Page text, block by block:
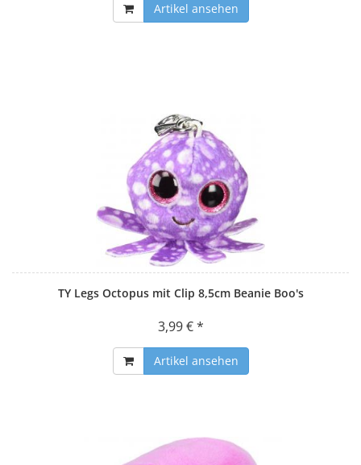
Artikel ansehen
TY Legs Octopus mit Clip 8,5cm Beanie Boo's
3,99 € *
Artikel ansehen